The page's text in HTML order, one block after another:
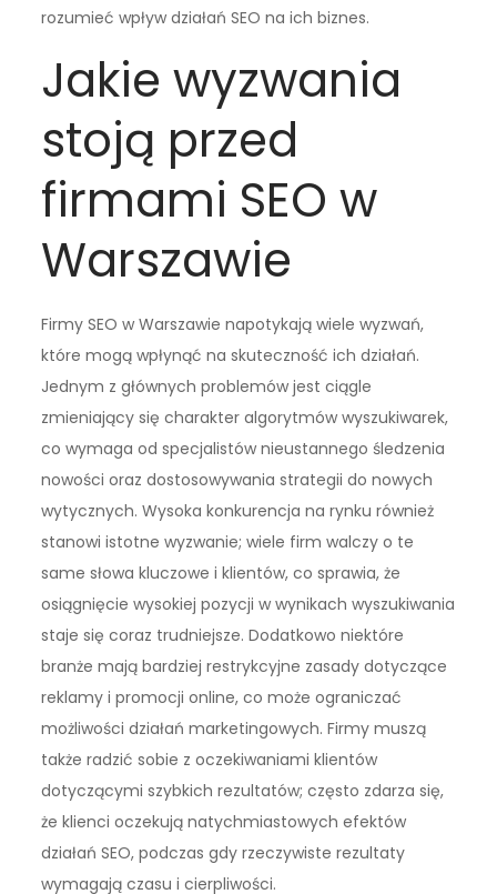
rozumieć wpływ działań SEO na ich biznes.
Jakie wyzwania
stoją przed
firmami SEO w
Warszawie
Firmy SEO w Warszawie napotykają wiele wyzwań,
które mogą wpłynąć na skuteczność ich działań.
Jednym z głównych problemów jest ciągle
zmieniający się charakter algorytmów wyszukiwarek,
co wymaga od specjalistów nieustannego śledzenia
nowości oraz dostosowywania strategii do nowych
wytycznych. Wysoka konkurencja na rynku również
stanowi istotne wyzwanie; wiele firm walczy o te
same słowa kluczowe i klientów, co sprawia, że
osiągnięcie wysokiej pozycji w wynikach wyszukiwania
staje się coraz trudniejsze. Dodatkowo niektóre
branże mają bardziej restrykcyjne zasady dotyczące
reklamy i promocji online, co może ograniczać
możliwości działań marketingowych. Firmy muszą
także radzić sobie z oczekiwaniami klientów
dotyczącymi szybkich rezultatów; często zdarza się,
że klienci oczekują natychmiastowych efektów
działań SEO, podczas gdy rzeczywiste rezultaty
wymagają czasu i cierpliwości.